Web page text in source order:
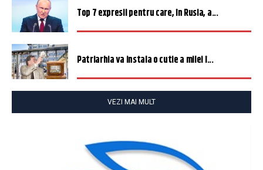
Top 7 expresii pentru care, în Rusia, a...
Patriarhia va instala o cutie a milei î...
VEZI MAI MULT